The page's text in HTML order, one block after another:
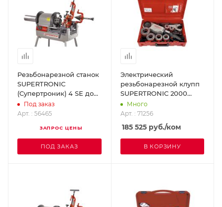
Резьбонарезной станок
SUPERTRONIС
(Супертроник) 4 SE до
4" с автоматической
головкой BSPT R
Под заказ
Арт. : 56465
ЗАПРОС ЦЕНЫ
ПОД ЗАКАЗ
Электрический
резьбонарезной клупп
SUPERTRONIC 2000
(Супертроник 2000) D
1/2 - 2" ROTHENBERGER
Много
Арт. : 71256
185 525руб./ком
В КОРЗИНУ